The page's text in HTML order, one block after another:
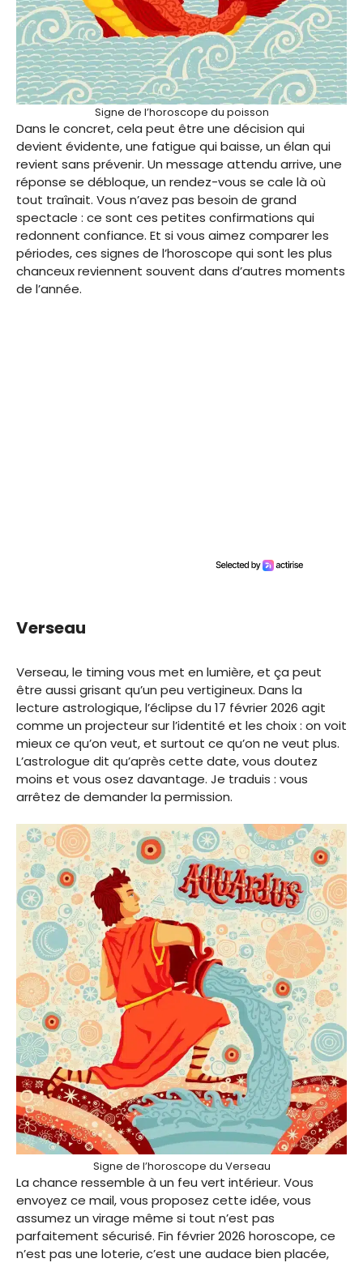
Signe de l’horoscope du poisson
Dans le concret, cela peut être une décision qui
devient évidente, une fatigue qui baisse, un élan qui
revient sans prévenir. Un message attendu arrive, une
réponse se débloque, un rendez-vous se cale là où
tout traînait. Vous n’avez pas besoin de grand
spectacle : ce sont ces petites confirmations qui
redonnent confiance. Et si vous aimez comparer les
périodes, ces signes de l’horoscope qui sont les plus
chanceux reviennent souvent dans d’autres moments
de l’année.
Verseau
Verseau, le timing vous met en lumière, et ça peut
être aussi grisant qu’un peu vertigineux. Dans la
lecture astrologique, l’éclipse du 17 février 2026 agit
comme un projecteur sur l’identité et les choix : on voit
mieux ce qu’on veut, et surtout ce qu’on ne veut plus.
L’astrologue dit qu’après cette date, vous doutez
moins et vous osez davantage. Je traduis : vous
arrêtez de demander la permission.
Signe de l’horoscope du Verseau
La chance ressemble à un feu vert intérieur. Vous
envoyez ce mail, vous proposez cette idée, vous
assumez un virage même si tout n’est pas
parfaitement sécurisé. Fin février 2026 horoscope, ce
n’est pas une loterie, c’est une audace bien placée,